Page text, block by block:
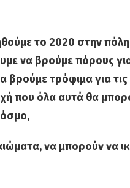
το 2020 στην
να βρούμε πόρους
βρούμε τρόφιμα για
που όλα αυτά θα
να μπορούν να